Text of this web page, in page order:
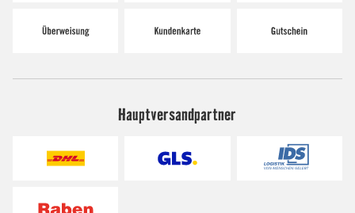
Hauptversandpartner